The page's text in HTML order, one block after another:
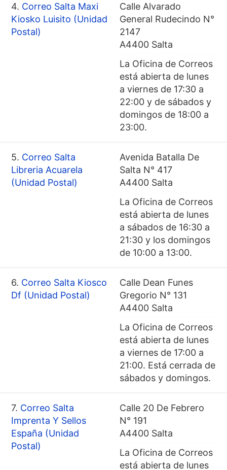
4. Correo Salta Maxi
Kiosko Luisito (Unidad
Postal)
Calle Alvarado
General Rudecindo N°
2147
A4400 Salta
La Oficina de Correos
está abierta de lunes
a viernes de 17:30 a
22:00 y de sábados y
domingos de 18:00 a
23:00.
5. Correo Salta
Libreria Acuarela
(Unidad Postal)
Avenida Batalla De
Salta N° 417
A4400 Salta
La Oficina de Correos
está abierta de lunes
a sábados de 16:30 a
21:30 y los domingos
de 10:00 a 13:00.
6. Correo Salta Kiosco
Df (Unidad Postal)
Calle Dean Funes
Gregorio N° 131
A4400 Salta
La Oficina de Correos
está abierta de lunes
a viernes de 17:00 a
21:00. Está cerrada de
sábados y domingos.
7. Correo Salta
Imprenta Y Sellos
España (Unidad
Postal)
Calle 20 De Febrero
N° 191
A4400 Salta
La Oficina de Correos
está abierta de lunes